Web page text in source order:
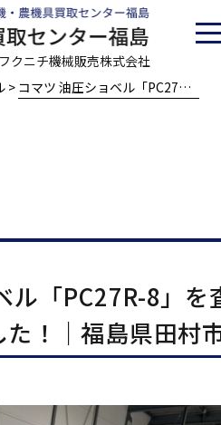
クニチ機械販売株式会社
買取実績
> コマツ 油圧ショベル「PC27R-8」を査定買取いたしました！｜福島県田村市
ル「PC27R-8」を
！｜福島県田村